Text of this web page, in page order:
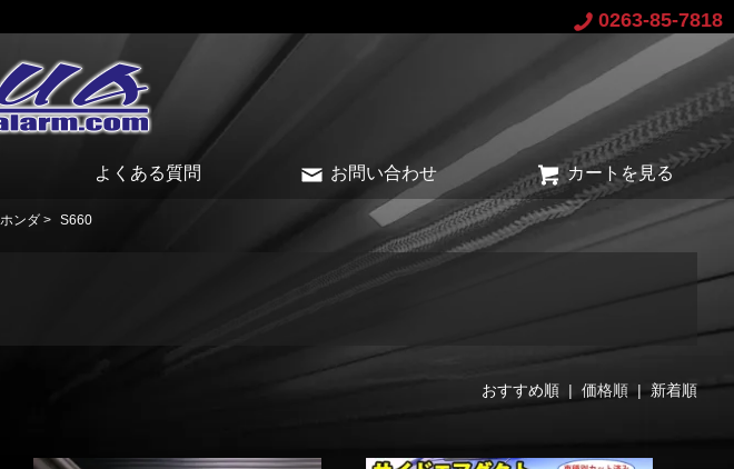
0263-85-7818
よくある質問 お問い合わせ カートを見る
ホンダ > S660
おすすめ順| 価格順 |新着順